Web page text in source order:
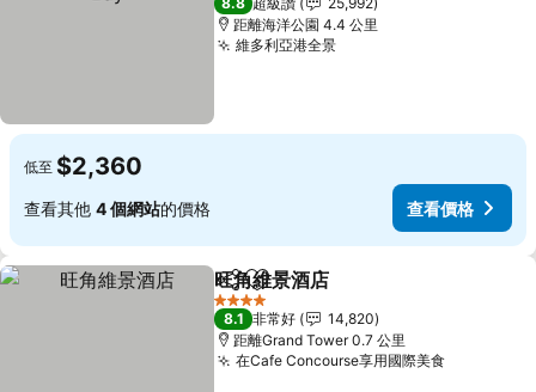
距離海洋公園 4.4 公里
維多利亞港全景
低至 $2,360
查看其他 4 個網站的價格 查看價格
分享 加入我的最愛
旺角維景酒店
4 星級
8.1 非常好
14,820
距離Grand Tower 0.7 公里
在Cafe Concourse享用國際美食